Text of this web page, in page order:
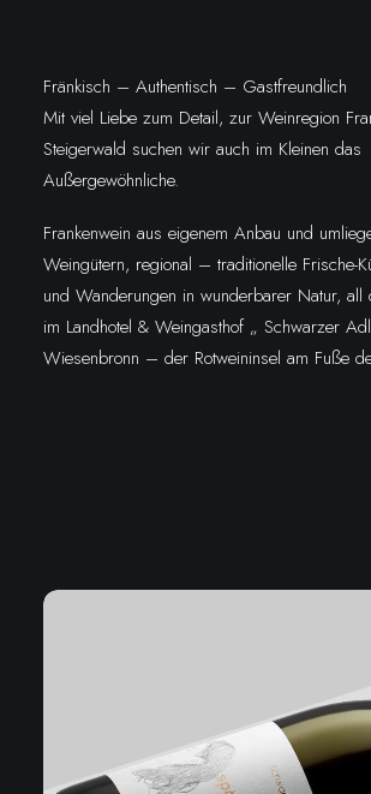
Fränkisch – Authentisch – Gastfreundlich
Mit viel Liebe zum Detail, zur Weinregion
Steigerwald suchen wir auch im Kleinen das
Außergewöhnliche.
Frankenwein aus eigenem Anbau und
Weingütern, regional – traditionelle Frische-
und Wanderungen in wunderbarer Natur, all
im Landhotel & Weingasthof „ Schwarzer
Wiesenbronn – der Rotweininsel am Fuße